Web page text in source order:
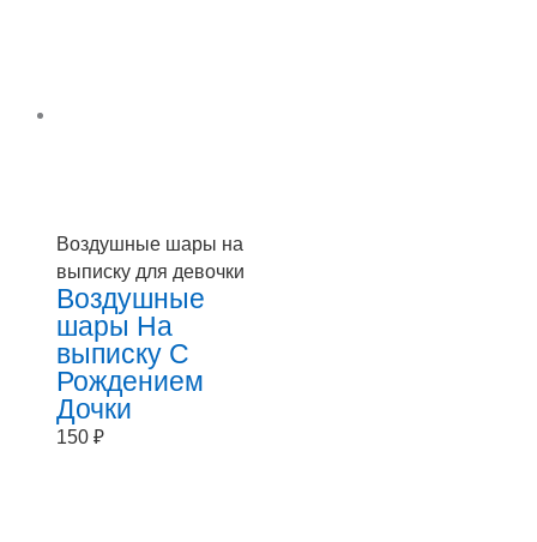
Воздушные шары на
выписку для девочки
Воздушные
шары На
выписку С
Рождением
Дочки
150 ₽